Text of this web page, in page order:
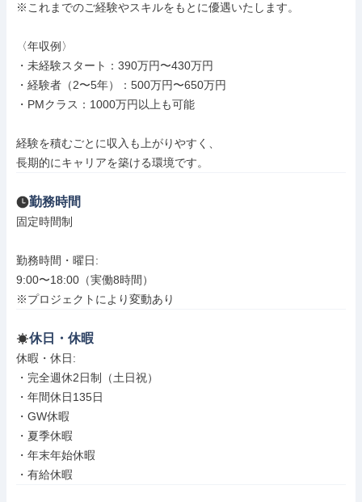
※これまでのご経験やスキルをもとに優遇いたします。
〈年収例〉
・未経験スタート：390万円〜430万円
・経験者（2〜5年）：500万円〜650万円
・PMクラス：1000万円以上も可能
経験を積むごとに収入も上がりやすく、
長期的にキャリアを築ける環境です。
勤務時間
固定時間制
勤務時間・曜日:
9:00〜18:00（実働8時間）
※プロジェクトにより変動あり
休日・休暇
休暇・休日:
・完全週休2日制（土日祝）
・年間休日135日
・GW休暇
・夏季休暇
・年末年始休暇
・有給休暇